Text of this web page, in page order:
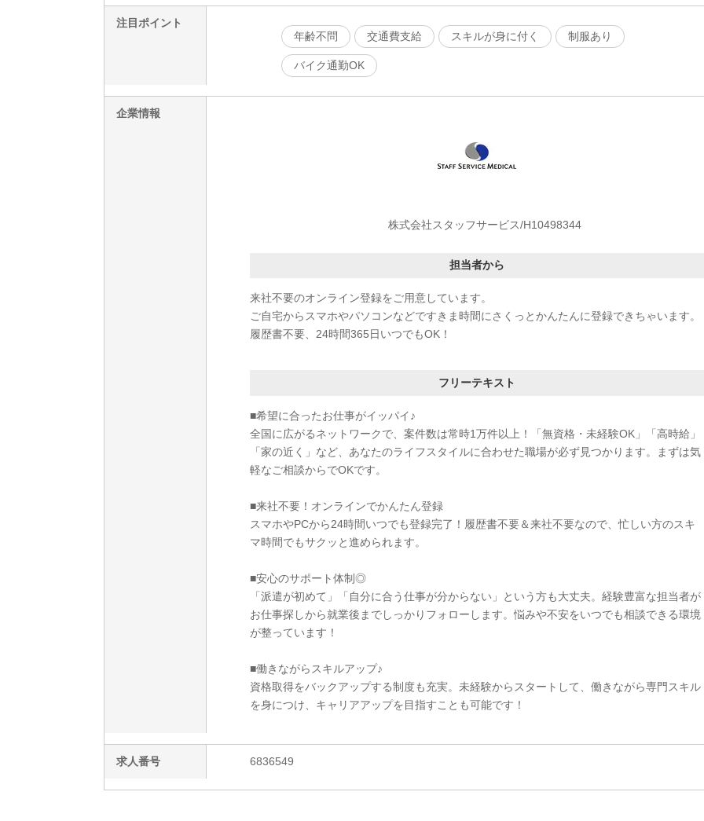
注目ポイント
年齢不問
交通費支給 スキルが身に付く 制服あり
バイク通勤OK
企業情報
株式会社スタッフサービス/H10498344
担当者から
来社不要のオンライン登録をご用意しています。
ご自宅からスマホやパソコンなどですきま時間にさくっとかんたんに登録できちゃいます。
履歴書不要、24時間365日いつでもOK！
フリーテキスト
■希望に合ったお仕事がイッパイ♪
全国に広がるネットワークで、案件数は常時1万件以上！「無資格・未経験OK」「高時給」
「家の近く」など、あなたのライフスタイルに合わせた職場が必ず見つかります。まずは気
軽なご相談からでOKです。
■来社不要！オンラインでかんたん登録
スマホやPCから24時間いつでも登録完了！履歴書不要＆来社不要なので、忙しい方のスキ
マ時間でもサクッと進められます。
■安心のサポート体制◎
「派遣が初めて」「自分に合う仕事が分からない」という方も大丈夫。経験豊富な担当者が
お仕事探しから就業後までしっかりフォローします。悩みや不安をいつでも相談できる環境
が整っています！
■働きながらスキルアップ♪
資格取得をバックアップする制度も充実。未経験からスタートして、働きながら専門スキル
を身につけ、キャリアアップを目指すことも可能です！
求人番号 6836549